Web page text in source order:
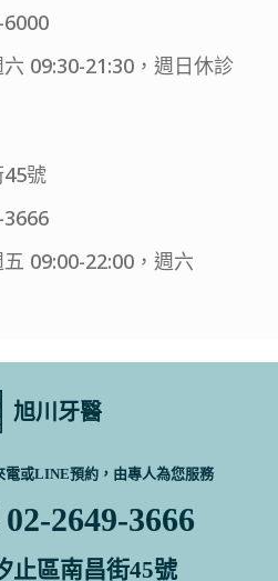
09:30-21:30，週日休診
號
09:00-22:00，週六
旭川牙醫
電或LINE預約，由專人為您服務
2649-3666
止區南昌街45號